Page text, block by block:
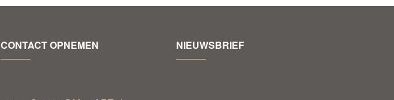
CONTACT OPNEMEN NIEUWSBRIEF